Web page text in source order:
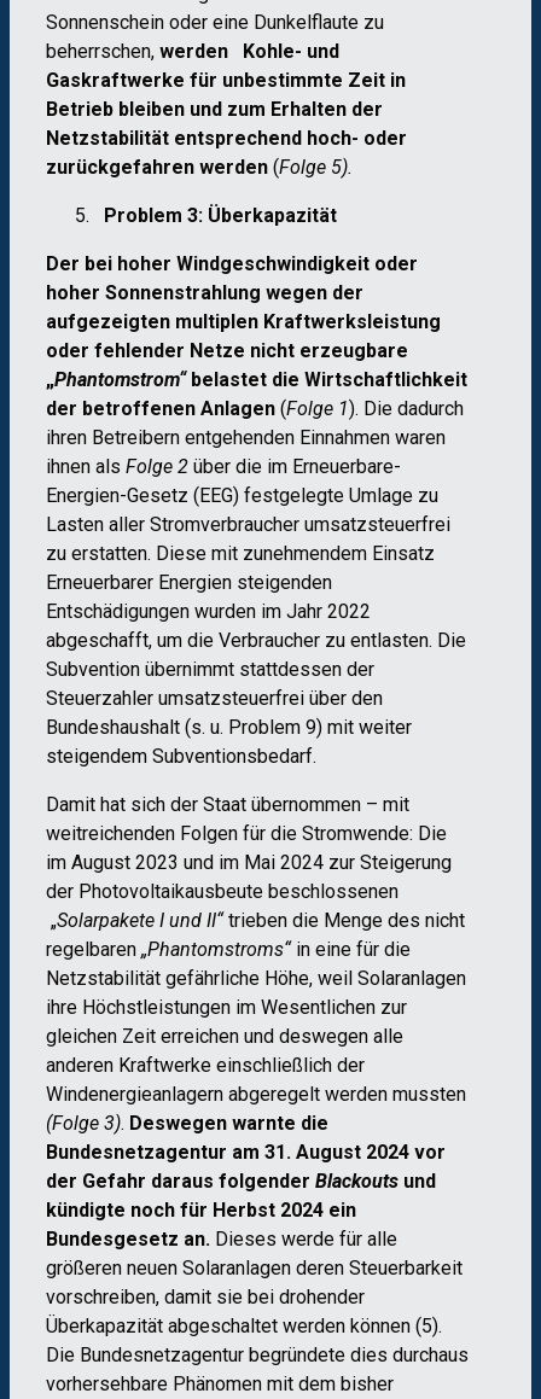
Sonnenschein oder eine Dunkelflaute zu
beherrschen, werden Kohle- und
Gaskraftwerke für unbestimmte Zeit in
Betrieb bleiben und zum Erhalten der
Netzstabilität entsprechend hoch- oder
zurückgefahren werden (Folge 5).
Problem 3: Überkapazität
Der bei hoher Windgeschwindigkeit oder
hoher Sonnenstrahlung wegen der
aufgezeigten multiplen Kraftwerksleistung
oder fehlender Netze nicht erzeugbare
„Phantomstrom“belastet die Wirtschaftlichkeit
der betroffenen Anlagen (Folge 1). Die dadurch
ihren Betreibern entgehenden Einnahmen waren
ihnen als Folge 2 über die im Erneuerbare-
Energien-Gesetz (EEG) festgelegte Umlage zu
Lasten aller Stromverbraucher umsatzsteuerfrei
zu erstatten. Diese mit zunehmendem Einsatz
Erneuerbarer Energien steigenden
Entschädigungen wurden im Jahr 2022
abgeschafft, um die Verbraucher zu entlasten. Die
Subvention übernimmt stattdessen der
Steuerzahler umsatzsteuerfrei über den
Bundeshaushalt (s. u. Problem 9) mit weiter
steigendem Subventionsbedarf.
Damit hat sich der Staat übernommen – mit
weitreichenden Folgen für die Stromwende: Die
im August 2023 und im Mai 2024 zur Steigerung
der Photovoltaikausbeute beschlossenen
„Solarpakete I und II“trieben die Menge des nicht
regelbaren „Phantomstroms“ in eine für die
Netzstabilität gefährliche Höhe, weil Solaranlagen
ihre Höchstleistungen im Wesentlichen zur
gleichen Zeit erreichen und deswegen alle
anderen Kraftwerke einschließlich der
Windenergieanlagern abgeregelt werden mussten
(Folge 3). Deswegen warnte die
Bundesnetzagentur am 31. August 2024 vor
der Gefahr daraus folgender Blackouts und
kündigte noch für Herbst 2024 ein
Bundesgesetz an. Dieses werde für alle
größeren neuen Solaranlagen deren Steuerbarkeit
vorschreiben, damit sie bei drohender
Überkapazität abgeschaltet werden können (5).
Die Bundesnetzagentur begründete dies durchaus
vorhersehbare Phänomen mit dem bisher